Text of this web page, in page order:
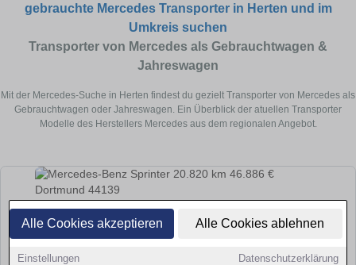
Alle Cookies akzeptieren Alle Cookies ablehnen
Einstellungen Datenschutzerklärung
gebrauchte Mercedes Transporter in Herten und im
Umkreis suchen
Transporter von Mercedes als Gebrauchtwagen &
Jahreswagen
Mit der Mercedes-Suche in Herten findest du gezielt Transporter von Mercedes als
Gebrauchtwagen oder Jahreswagen. Ein Überblick der atuellen Transporter
Modelle des Herstellers Mercedes aus dem regionalen Angebot.